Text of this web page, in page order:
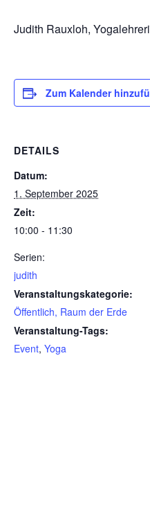
Judith Rauxloh,
Zum Kalender
DETAILS
Datum:
1. September 2025
Zeit:
10:00 - 11:30
Serien:
judith
Veranstaltungskategorie:
Öffentlich, Raum der Erde
Veranstaltung-Tags:
Event, Yoga